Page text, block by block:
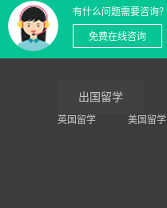
有什么问题需要咨询？
免费在线咨询
出国留学
英国留学 美国留学